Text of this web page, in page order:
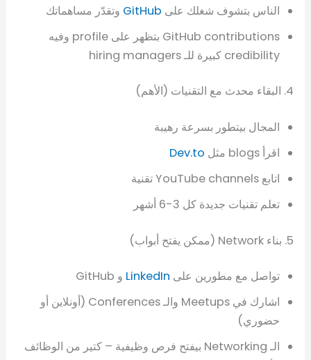
الناس بتشوف شغلك على GitHub وتقدّر مساهماتك
GitHub contributions بتظهر على profile وفيه
credibility كبيرة للـ hiring managers
4. البقاء محدث مع التقنيات (الأهم)
المجال بيتطور بسرعة رهيبة
اقرأ blogs مثل
Dev.to
اتابع YouTube channels تقنية
تعلم تقنيات جديدة كل 3-6 أشهر
5. بناء Network (ممكن يفتح أبواب)
تواصل مع مطورين على LinkedIn و GitHub
اشارك في Meetups والـ Conferences (أونلاين أو
حضوري)
الـ Networking بيفتح فرص وظيفية – كتير من الوظائف